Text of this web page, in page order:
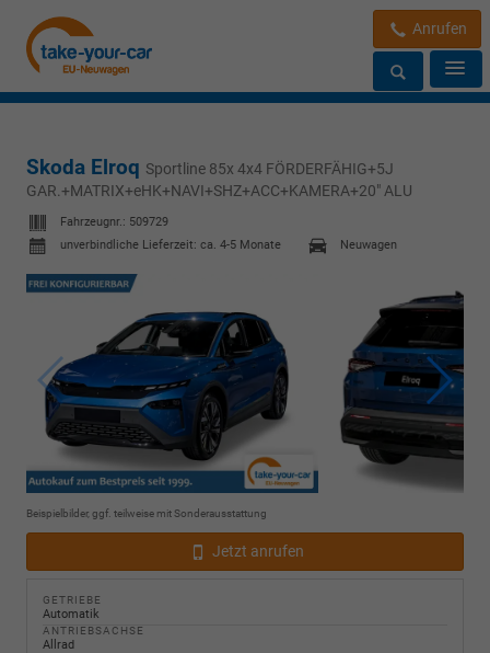
Anrufen
Skoda Elroq Sportline 85x 4x4 FÖRDERFÄHIG+5J
GAR.+MATRIX+eHK+NAVI+SHZ+ACC+KAMERA+20" ALU
Fahrzeugnr.: 509729
unverbindliche Lieferzeit: ca. 4-5 Monate
Neuwagen
Beispielbilder, ggf. teilweise mit Sonderausstattung
Jetzt anrufen
GETRIEBE
Automatik
ANTRIEBSACHSE
Allrad